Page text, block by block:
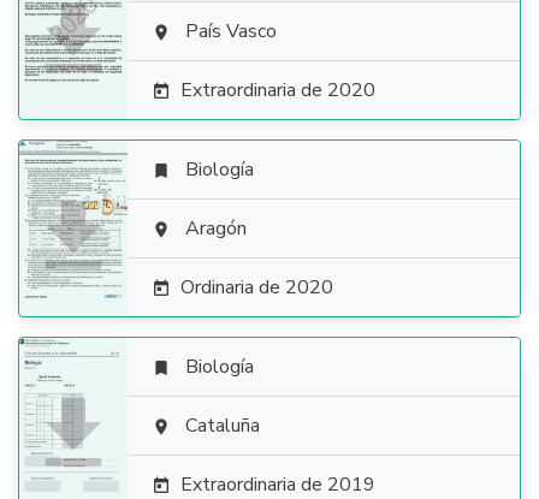
  País Vasco
 Extraordinaria de 2020

 Biología
 Aragón
 Ordinaria de 2020

 Biología
 Cataluña
 Extraordinaria de 2019